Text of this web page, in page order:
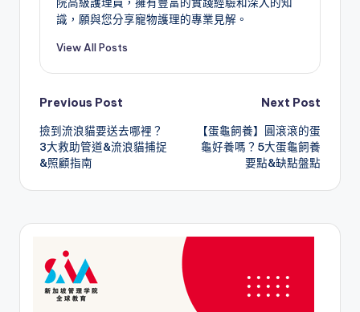
識，願與您分享寵物護理的專業見解。
View All Posts
Post
navigation
Previous Post
撿到流浪貓要送去哪裡？
3大救助管道&流浪貓捕捉
&照顧指南
Next Post
【蛋龜飼養】圓滾滾的蛋
龜好養嗎？5大蛋龜飼養
要點&缺點盤點